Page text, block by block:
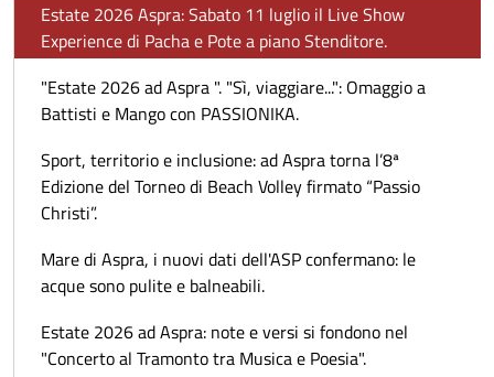
Estate 2026 Aspra: Sabato 11 luglio il Live Show
Experience di Pacha e Pote a piano Stenditore.
"Estate 2026 ad Aspra ". "Sì, viaggiare...": Omaggio a
Battisti e Mango con PASSIONIKA.
Sport, territorio e inclusione: ad Aspra torna l’8ª
Edizione del Torneo di Beach Volley firmato “Passio
Christi”.
Mare di Aspra, i nuovi dati dell'ASP confermano: le
acque sono pulite e balneabili.
Estate 2026 ad Aspra: note e versi si fondono nel
"Concerto al Tramonto tra Musica e Poesia".